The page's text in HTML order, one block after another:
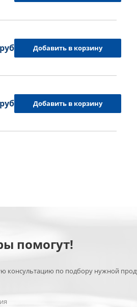
Добавить в корзину
Добавить в корзину
помогут!
консультацию по подбору нужной